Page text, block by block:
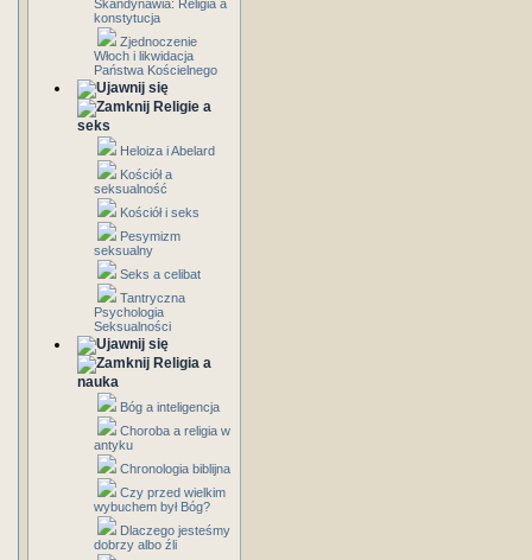
Skandynawia: Religia a
konstytucja
Zjednoczenie
Włoch i likwidacja
Państwa Kościelnego
Religie a
seks
Heloiza i Abelard
Kościół a
seksualność
Kościół i seks
Pesymizm
seksualny
Seks a celibat
Tantryczna
Psychologia
Seksualności
Religia a
nauka
Bóg a inteligencja
Choroba a religia w
antyku
Chronologia biblijna
Czy przed wielkim
wybuchem był Bóg?
Dlaczego jesteśmy
dobrzy albo źli